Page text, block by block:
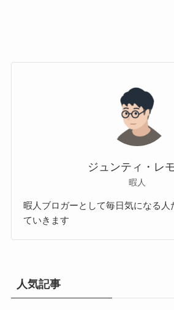
ジュンティ・レ
暇人
暇人ブロガーとして毎日気になる人
ていきます
人気記事